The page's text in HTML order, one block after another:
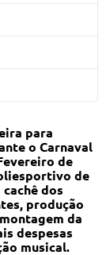
para
o Carnaval
de
de
dos
produção
da
despesas
musical.